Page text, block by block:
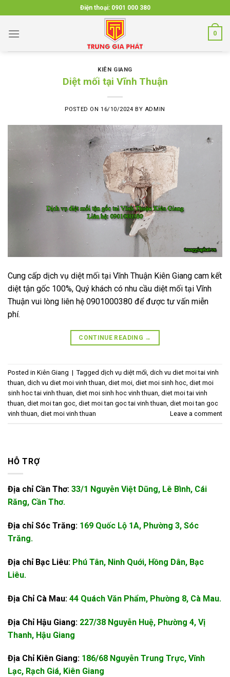
to
content
Điện thoại: 0901 000 380
0
KIÊN GIANG
Diệt mối tại Vĩnh Thuận
POSTED ON 16/10/2024 BY ADMIN
Cung cấp dịch vụ diệt mối tại Vĩnh Thuận Kiên Giang cam kết
diệt tận gốc 100%, Quý khách có nhu cầu diệt mối tại Vĩnh
Thuận vui lòng liên hệ 0901000380 để được tư vấn miễn
phí.
CONTINUE READING →
Posted in Kiên Giang | Tagged dịch vụ diệt mối, dich vu diet moi tai vinh
thuan, dich vu diet moi vinh thuan, diet moi, diet moi sinh hoc, diet moi
sinh hoc tai vinh thuan, diet moi sinh hoc vinh thuan, diet moi tai vinh
thuan, diet moi tan goc, diet moi tan goc tai vinh thuan, diet moi tan goc
vinh thuan, diet moi vinh thuan Leave a comment
HỖ TRỢ
Địa chỉ Cần Thơ: 33/1 Nguyễn Việt Dũng, Lê Bình, Cái
Răng, Cần Thơ.
Địa chỉ Sóc Trăng: 169 Quốc Lộ 1A, Phường 3, Sóc
Trăng.
Địa chỉ Bạc Liêu: Phú Tân, Ninh Quới, Hồng Dân, Bạc
Liêu.
Địa Chỉ Cà Mau: 44 Quách Văn Phẩm, Phường 8, Cà Mau.
Địa Chỉ Hậu Giang: 227/38 Nguyễn Huệ, Phường 4, Vị
Thanh, Hậu Giang
Địa Chỉ Kiên Giang: 186/68 Nguyễn Trung Trực, Vĩnh
Lạc, Rạch Giá, Kiên Giang